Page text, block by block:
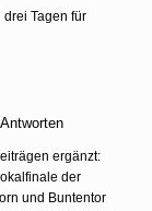
Tagen für
Antworten
ergänzt:
der
und Buntentor